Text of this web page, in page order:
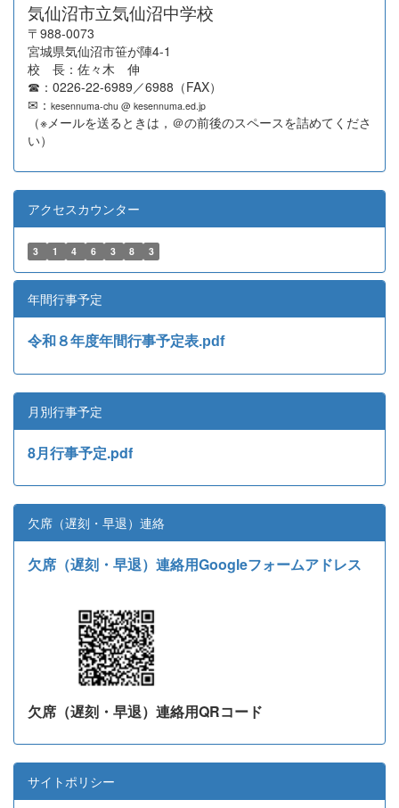
気仙沼市立気仙沼中学校
〒988-0073
宮城県気仙沼市笹が陣4-1
校 長：佐々木 伸
☎：0226-22-6989／6988（FAX）
✉： kesennuma-chu @ kesennuma.ed.jp
（※メールを送るときは，＠の前後のスペースを詰めてくださ
い）
アクセスカウンター
3 1 4 6 3 8 3
年間行事予定
令和８年度年間行事予定表.pdf
月別行事予定
8月行事予定.pdf
欠席（遅刻・早退）連絡
欠席（遅刻・早退）連絡用Googleフォームアドレス
欠席（遅刻・早退）連絡用QRコード
サイトポリシー